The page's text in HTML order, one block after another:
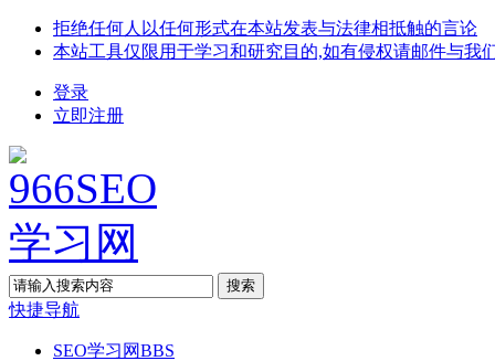
拒绝任何人以任何形式在本站发表与法律相抵触的言论
本站工具仅限用于学习和研究目的,如有侵权请邮件与我
登录
立即注册
搜索
快捷导航
SEO学习网BBS